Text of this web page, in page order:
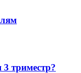
3 триместр?